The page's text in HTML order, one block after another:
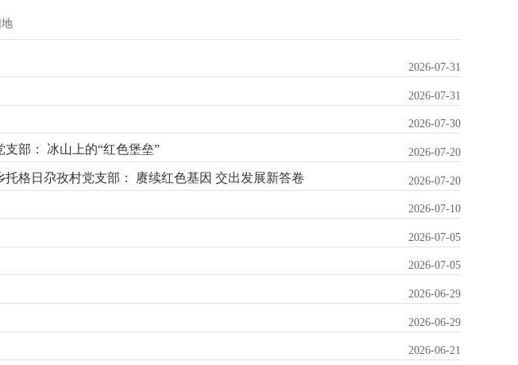
2026-07-31
2026-07-31
2026-07-30
部： 冰山上的“红色堡垒” 2026-07-20
格日尕孜村党支部： 赓续红色基因 交出发展新答卷 2026-07-20
2026-07-10
2026-07-05
2026-07-05
2026-06-29
2026-06-29
2026-06-21